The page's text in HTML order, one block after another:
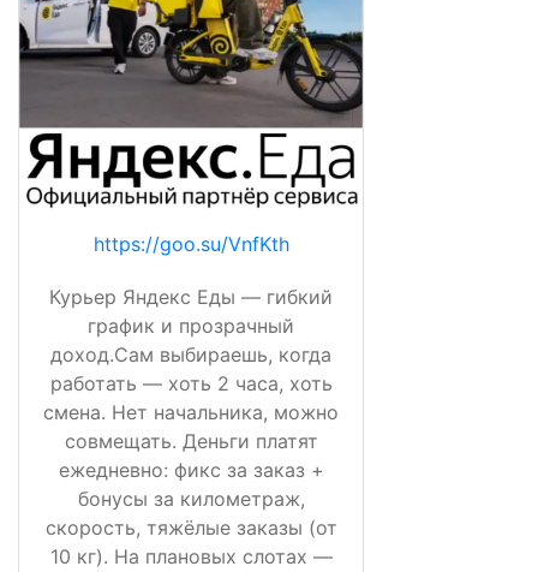
https://goo.su/VnfKth
Курьер Яндекс Еды — гибкий
график и прозрачный
доход.Сам выбираешь, когда
работать — хоть 2 часа, хоть
смена. Нет начальника, можно
совмещать. Деньги платят
ежедневно: фикс за заказ +
бонусы за километраж,
скорость, тяжёлые заказы (от
10 кг). На плановых слотах —